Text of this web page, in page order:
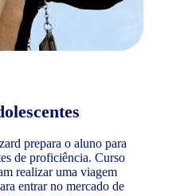
prepara o aluno para
de proficiência. Curso
realizar uma viagem
entrar no mercado de